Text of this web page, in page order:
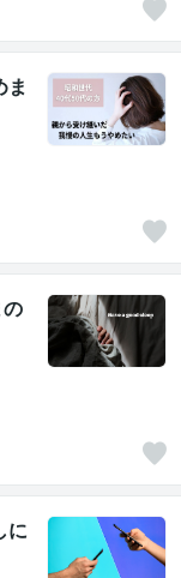
ま
に